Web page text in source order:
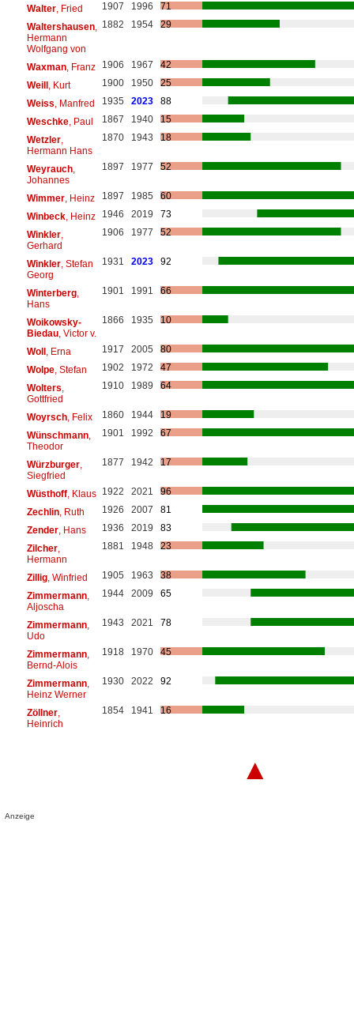
Walter, Fried 1907 1996
71
Waltershausen,
Hermann
Wolfgang von
1882 1954 29
Waxman, Franz 1906 1967
42
Weill, Kurt 1900 1950
25
Weiss , Manfred 1935 2023
88
Weschke, Paul 1867 1940
15
Wetzler,
Hermann Hans
1870 1943 18
Weyrauch,
Johannes
1897 1977 52
Wimmer, Heinz 1897 1985
60
Winbeck, Heinz 1946 2019
73
Winkler,
Gerhard
1906 1977 52
Winkler, Stefan
Georg
1931 2023 92
Winterberg,
Hans
1901 1991 66
Woikowsky-
Biedau, Victor v.
1866 1935 10
Woll, Erna 1917 2005
80
Wolpe, Stefan 1902 1972
47
Wolters
Gottfried
1910 1989 64
Woyrsch, Felix 1860 1944
19
Wünschmann,
Theodor
1901 1992 67
Würzburger,
Siegfried
1877 1942 17
Wüsthoff, Klaus 1922 2021
96
Zechlin, Ruth 1926 2007
81
Zender, Hans 1936 2019
83
Zilcher,
Hermann
1881 1948 23
Zillig, Winfried 1905 1963
38
Zimmermann,
Aljoscha
1944 2009 65
Zimmermann,
Udo
1943 2021 78
Zimmermann,
Bernd-Alois
1918 1970 45
Zimmermann,
Heinz Werner
1930 2022 92
Zöllner,
Heinrich
1854 1941 16
▲
Anzeige